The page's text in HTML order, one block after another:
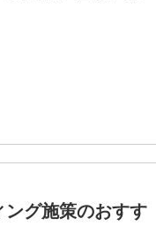
ング施策のおすす